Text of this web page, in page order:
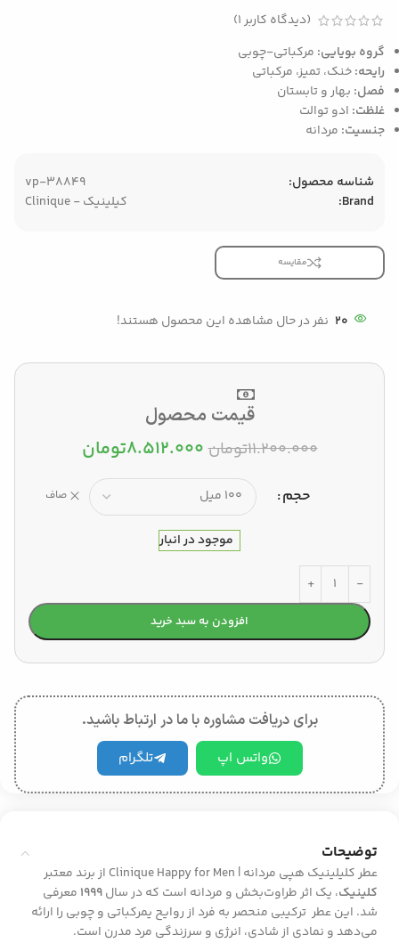
(دیدگاه کاربر1
)
گروه بویایی: مرکباتی-چوبی
رایحه:خنک، تمیز، مرکباتی
فصل: بهار و تابستان
غلظت: ادو توالت
جنسیت: مردانه
شناسه محصول:
vp-38849
Brand:
کیلینیک - Clinique
مقایسه
20 نفر در حال مشاهده این محصول هستند!
قیمت محصول
۱۱.۲۰۰.۰۰۰تومان۸.۵۱۲.۰۰۰تومان
حجم صاف
موجود در انبار
افزودن به سبد خرید
برای دریافت مشاوره با ما در ارتباط باشید.
واتس اپ تلگرام
توضیحات
عطر کلیلینیک هپی مردانه | Clinique Happy for Men از برند معتبر
کلینیک، یک اثر طراوت‌بخش و مردانه است که در سال1999 معرفی
شد. این عطر ترکیبی منحصر به فرد از روایح یمرکباتی و چوبی را ارائه
می‌دهد و نمادی از شادی، انرژی و سرزندگی مرد مدرن است.